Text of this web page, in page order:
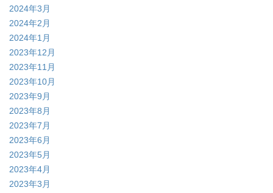
2024年3月
2024年2月
2024年1月
2023年12月
2023年11月
2023年10月
2023年9月
2023年8月
2023年7月
2023年6月
2023年5月
2023年4月
2023年3月